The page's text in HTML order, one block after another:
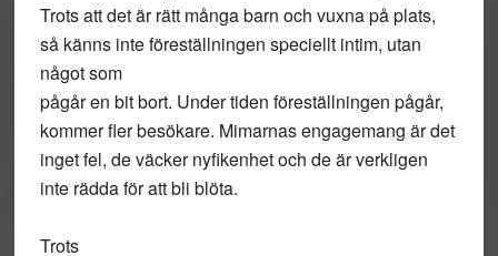
Trots att det är rätt många barn och vuxna på plats,
så känns inte föreställningen speciellt intim, utan
något som
pågår en bit bort. Under tiden föreställningen pågår,
kommer fler besökare. Mimarnas engagemang är det
inget fel, de väcker nyfikenhet och de är verkligen
inte rädda för att bli blöta.
Trots